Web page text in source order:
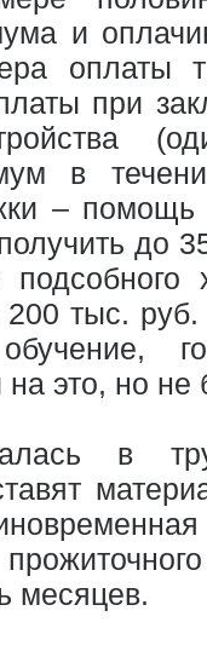
и
оплаты
при
в
– помощь
до
подсобного
тыс.
это, но
в
месяцев.